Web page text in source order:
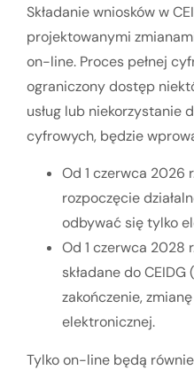
Składanie wniosków w
projektowanymi
on-line. Proces pełnej
ograniczony dostęp
usług lub niekorzystanie
cyfrowych, będzie
Od 1 czerwca 2026
rozpoczęcie
odbywać się tylko
Od 1 czerwca 2028
składane do
zakończenie,
elektronicznej.
Tylko on-line będą